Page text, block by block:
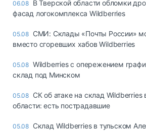
06.08 В Тверской области обломки
фасад логокомплекса Wildberries
05.08 СМИ: Склады «Почты России»
вместо сгоревших хабов Wildberries
05.08 Wildberries с опережением
склад под Минском
05.08 СК об атаке на склад Wildberries
области: есть пострадавшие
05.08 Склад Wildberries в тульском